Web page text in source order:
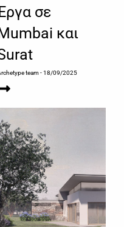
σε
και
team- 18/09/2025